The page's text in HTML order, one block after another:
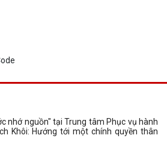
nhớ nguồn" tại Trung tâm Phục vụ hành
Khôi: Hướng tới một chính quyền thân